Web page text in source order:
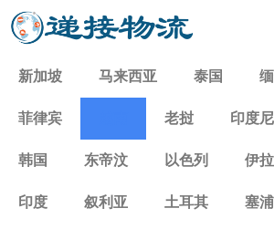
新加坡 马来西亚 泰国
菲律宾 老挝 印度
韩国 东帝汶 以色列 伊
印度 叙利亚 土耳其 塞